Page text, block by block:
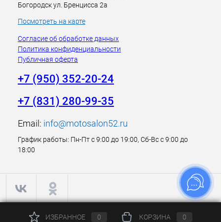
Богородск ул. Бренцисса 2а
Посмотреть на карте
Согласие об обработке данных
Политика конфиденциальности
Публичная оферта
+7 (950) 352-20-24
+7 (831) 280-99-35
Email: info@motosalon52.ru
График работы: Пн-Пт с 9:00 до 19:00, Сб-Вс с 9:00 до
18:00
ИЗБРАННОЕ 0 КОРЗИНА 0